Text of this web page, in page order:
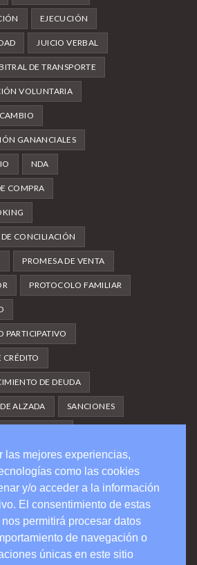
EJECUCIÓN
JUICIO VERBAL
DE TRANSPORTE
VOLUNTARIA
GANANCIALES
NDA
COMPRA
DE CONCILIACIÓN
PROMESA DE VENTA
PROTOCOLO FAMILIAR
PARTICIPATIVO
CRÉDITO
DE DEUDA
ALZADA SANCIONES
SUBARRIENDO
UNIDAD PRODUCTIVA
las mejores experiencias,
como las cookies
y/o acceder a la información
El consentimiento de estas
permitirá procesar datos
de navegación o
únicas en este sitio